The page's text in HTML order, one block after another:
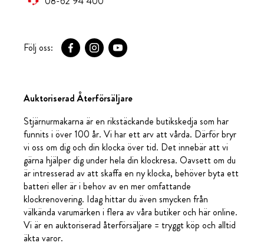
Följ oss:
Auktoriserad Återförsäljare
Stjärnurmakarna är en rikstäckande butikskedja som har
funnits i över 100 år. Vi har ett arv att vårda. Därför bryr
vi oss om dig och din klocka över tid. Det innebär att vi
gärna hjälper dig under hela din klockresa. Oavsett om du
är intresserad av att skaffa en ny klocka, behöver byta ett
batteri eller är i behov av en mer omfattande
klockrenovering. Idag hittar du även smycken från
välkända varumärken i flera av våra butiker och här online.
Vi är en auktoriserad återförsäljare = tryggt köp och alltid
äkta varor.